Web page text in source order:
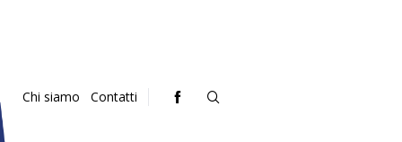
Chi siamo Contatti